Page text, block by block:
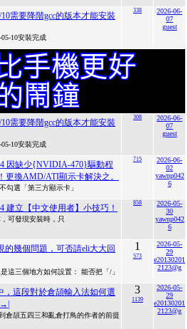
10需要降階gcc的版本才能安裝
05-10安裝完成
338
2026-06-
07
guest
10需要降階gcc的版本才能安裝
05-10安裝完成
308
2026-06-
07
guest
因缺少{NVIDIA-470}驅動程
更換AMD/ATI顯示卡解決之。
勾選「第三方顯示卡」
715
2026-06-
02
yawnp042
6
建立【中文使用者】小技巧！
可發現安裝時，只
858
2026-05-
30
yawnp042
6
的幾個問題，可否請eli大大回
這三個地方如何設置： 能否把「/」
1
573
2026-05-
29
e20130201
2123@g
，這段對於倉頡輸入法如何選
→|
倉頡五四三和亂倉打鳥的作者的前提
3
1139
2026-05-
29
e20130201
2123@g